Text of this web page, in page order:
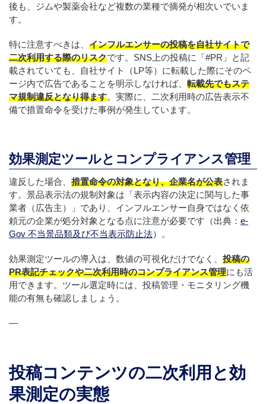
後も、ジムや製薬会社など複数の業種で摘発が相次いでいま
す。
特に注意すべきは、 インフルエンサーの投稿を自社サイトで
二次利用する際のリスクです。SNS上の投稿に「#PR」と記
載されていても、自社サイト（LP等）に転載した際にそのペ
ージ内で広告であることを明示しなければ、 転載先でもステ
マ規制違反となり得ます。実際に、二次利用時の広告表示不
備で措置命令を受けた事例が発生しています。
効果測定ツールとコンプライアンス管理
違反した場合、 措置命令の対象となり、企業名が公表されま
す。景品表示法の規制対象は「表示内容の決定に関与した事
業者（広告主）」であり、インフルエンサー自身ではなく依
頼元の企業が処分対象となる点に注意が必要です（出典： e-
Gov 不当景品類及び不当表示防止法）。
効果測定ツールの導入は、数値の可視化だけでなく、 投稿の
PR表記チェックや二次利用時のコンプライアンス管理にも活
用できます。ツール選定時には、投稿管理・モニタリング機
能の有無も確認しましょう。
—
投稿コンテンツの二次利用と効
果測定の実態